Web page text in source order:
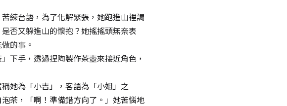
練台語，為了化解緊張，她跑進山裡調
否又躲進山的懷抱？她搖搖頭無奈表
的事。
下手，透過捏陶製作茶壺來接近角色，
她為「小吉」，客語為「小姐」之
茶，「啊！準備錯方向了。」她苦惱地